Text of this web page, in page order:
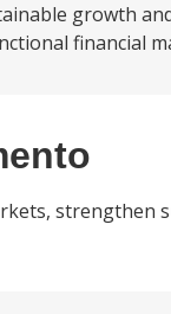
growth
financial
strengthen